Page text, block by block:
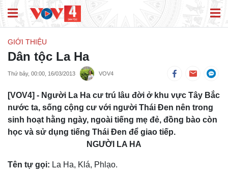
GIỚI THIỆU
Dân tộc La Ha
Thứ bảy, 00:00, 16/03/2013 VOV4
[VOV4] - Người La Ha cư trú lâu đời ở khu vực Tây Bắc
nước ta, sống cộng cư với người Thái Đen nên trong
sinh hoạt hằng ngày, ngoài tiếng mẹ đẻ, đồng bào còn
học và sử dụng tiếng Thái Đen để giao tiếp.
NGƯỜI LA HA
Tên tự gọi: La Ha, Klá, Phlạo.